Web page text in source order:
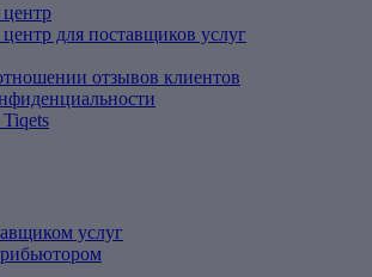
для поставщиков услуг
отзывов клиентов
услуг